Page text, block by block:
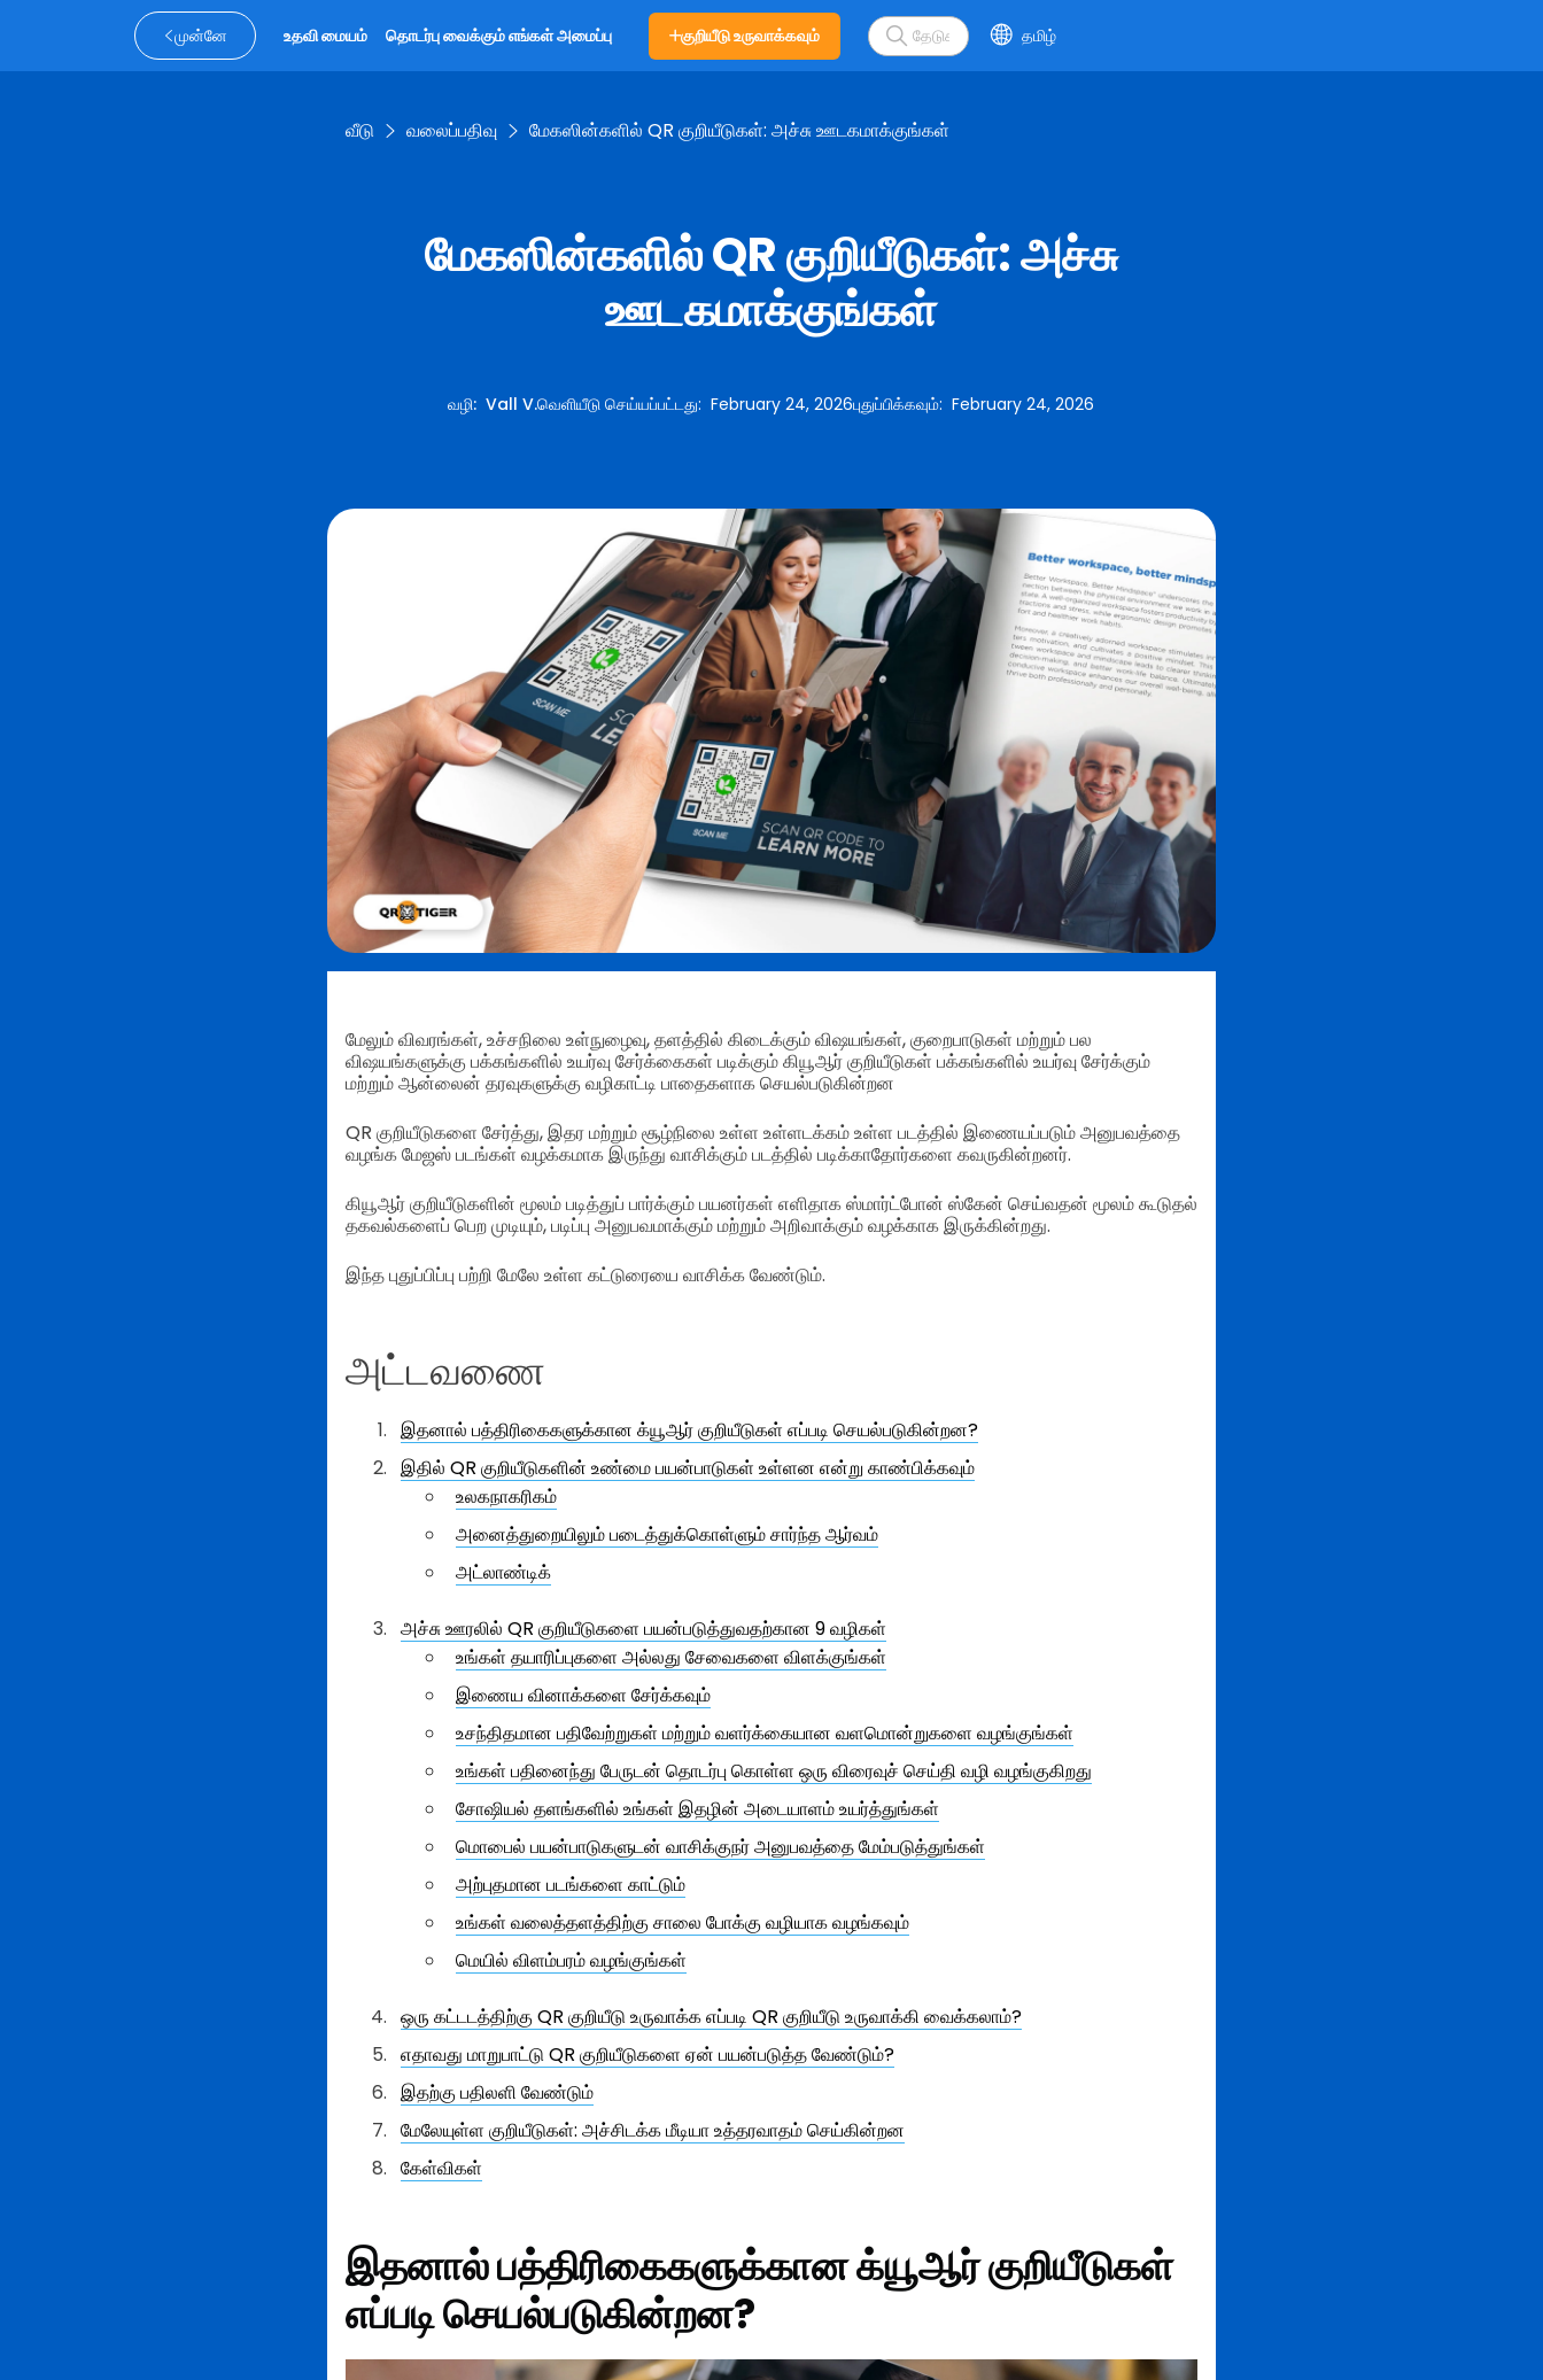
முன்னே உதவி மையம் தொடர்பு வைக்கும் எங்கள் அமைப்பு குறியீடு உருவாக்கவும் தமிழ்
வீடு வலைப்பதிவு மேகஸின்களில் QR குறியீடுகள்: அச்சு ஊடகமாக்குங்கள்
மேகஸின்களில் QR குறியீடுகள்: அச்சு
ஊடகமாக்குங்கள்
வழி:Vall V.வெளியீடு செய்யப்பட்டது:February 24, 2026புதுப்பிக்கவும்:February 24, 2026
மேலும் விவரங்கள், உச்சநிலை உள்நுழைவு, தளத்தில் கிடைக்கும் விஷயங்கள், குறைபாடுகள் மற்றும் பல
விஷயங்களுக்கு பக்கங்களில் உயர்வு சேர்க்கைகள் படிக்கும் கியூஆர் குறியீடுகள் பக்கங்களில் உயர்வு சேர்க்கும்
மற்றும் ஆன்லைன் தரவுகளுக்கு வழிகாட்டி பாதைகளாக செயல்படுகின்றன
QR குறியீடுகளை சேர்த்து, இதர மற்றும் சூழ்நிலை உள்ள உள்ளடக்கம் உள்ள படத்தில் இணையப்படும் அனுபவத்தை
வழங்க மேஜஸ் படங்கள் வழக்கமாக இருந்து வாசிக்கும் படத்தில் படிக்காதோர்களை கவருகின்றனர்.
கியூஆர் குறியீடுகளின் மூலம் படித்துப் பார்க்கும் பயனர்கள் எளிதாக ஸ்மார்ட்போன் ஸ்கேன் செய்வதன் மூலம் கூடுதல்
தகவல்களைப் பெற முடியும், படிப்பு அனுபவமாக்கும் மற்றும் அறிவாக்கும் வழக்காக இருக்கின்றது.
இந்த புதுப்பிப்பு பற்றி மேலே உள்ள கட்டுரையை வாசிக்க வேண்டும்.
அட்டவணை
இதனால் பத்திரிகைகளுக்கான க்யூஆர் குறியீடுகள் எப்படி செயல்படுகின்றன?
இதில் QR குறியீடுகளின் உண்மை பயன்பாடுகள் உள்ளன என்று காண்பிக்கவும்
உலகநாகரிகம்
அனைத்துறையிலும் படைத்துக்கொள்ளும் சார்ந்த ஆர்வம்
அட்லாண்டிக்
அச்சு ஊரலில் QR குறியீடுகளை பயன்படுத்துவதற்கான 9 வழிகள்
உங்கள் தயாரிப்புகளை அல்லது சேவைகளை விளக்குங்கள்
இணைய வினாக்களை சேர்க்கவும்
உசந்திதமான பதிவேற்றுகள் மற்றும் வளர்க்கையான வளமொன்றுகளை வழங்குங்கள்
உங்கள் பதினைந்து பேருடன் தொடர்பு கொள்ள ஒரு விரைவுச் செய்தி வழி வழங்குகிறது
சோஷியல் தளங்களில் உங்கள் இதழின் அடையாளம் உயர்த்துங்கள்
மொபைல் பயன்பாடுகளுடன் வாசிக்குநர் அனுபவத்தை மேம்படுத்துங்கள்
அற்புதமான படங்களை காட்டும்
உங்கள் வலைத்தளத்திற்கு சாலை போக்கு வழியாக வழங்கவும்
மெயில் விளம்பரம் வழங்குங்கள்
ஒரு கட்டடத்திற்கு QR குறியீடு உருவாக்க எப்படி QR குறியீடு உருவாக்கி வைக்கலாம்?
எதாவது மாறுபாட்டு QR குறியீடுகளை ஏன் பயன்படுத்த வேண்டும்?
இதற்கு பதிலளி வேண்டும்
மேலேயுள்ள குறியீடுகள்: அச்சிடக்க மீடியா உத்தரவாதம் செய்கின்றன
கேள்விகள்
இதனால் பத்திரிகைகளுக்கான க்யூஆர் குறியீடுகள்
எப்படி செயல்படுகின்றன?